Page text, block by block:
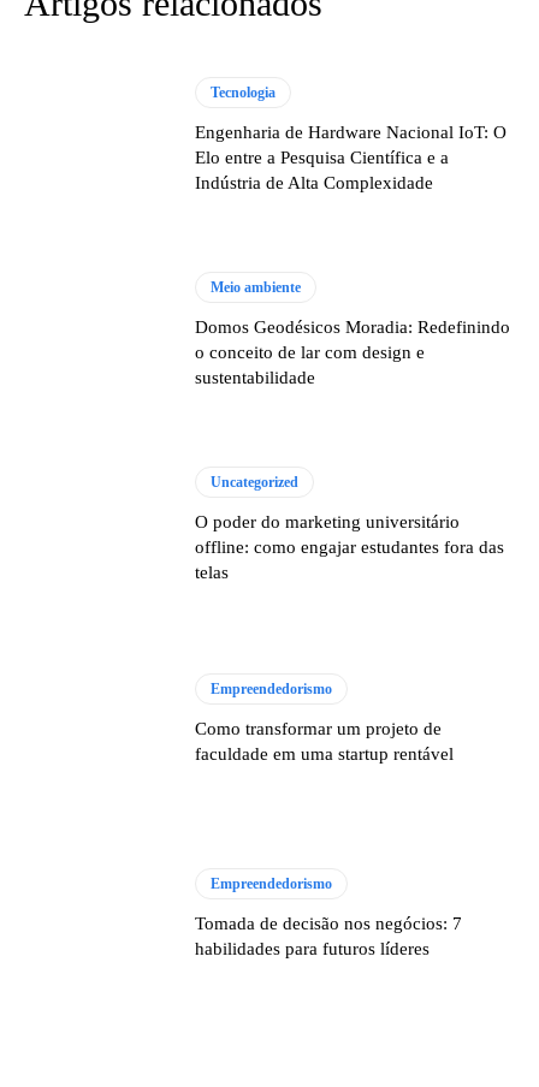
Tecnologia
Engenharia de Hardware Nacional IoT: O
Elo entre a Pesquisa Científica e a
Indústria de Alta Complexidade
Meio ambiente
Domos Geodésicos Moradia: Redefinindo
o conceito de lar com design e
sustentabilidade
Uncategorized
O poder do marketing universitário
offline: como engajar estudantes fora das
telas
Empreendedorismo
Como transformar um projeto de
faculdade em uma startup rentável
Empreendedorismo
Tomada de decisão nos negócios: 7
habilidades para futuros líderes